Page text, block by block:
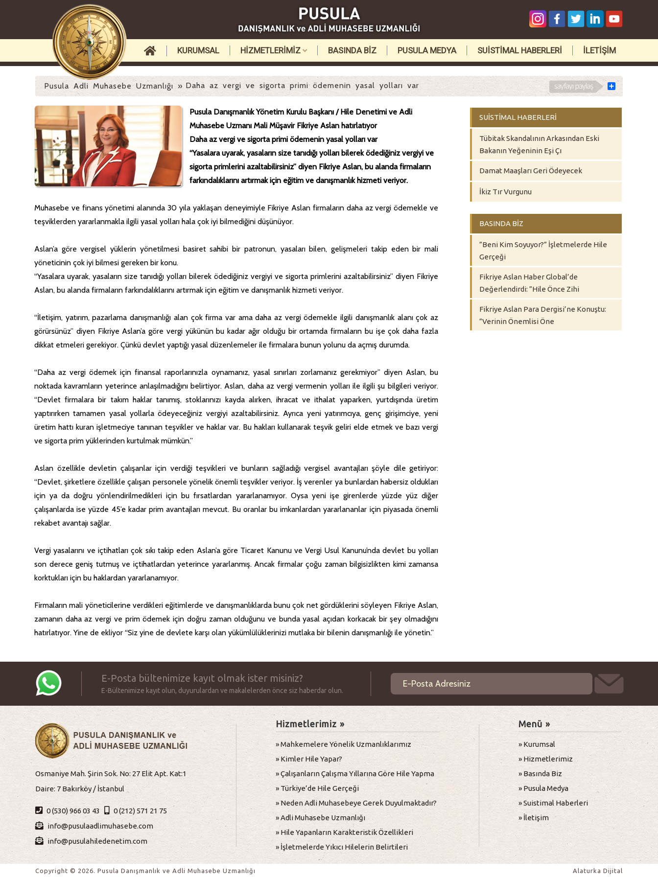
KURUMSAL HİZMETLERİMİZ BASINDA BİZ PUSULA MEDYA SUİSTİMAL HABERLERİ İLETİŞİM
Pusula Adli Muhasebe Uzmanlığı » Daha az vergi ve sigorta primi ödemenin yasal yolları var
Pusula Danışmanlık Yönetim Kurulu Başkanı / Hile Denetimi ve Adli
Muhasebe Uzmanı Mali Müşavir Fikriye Aslan hatırlatıyor
Daha az vergi ve sigorta primi ödemenin yasal yolları var
“Yasalara uyarak, yasaların size tanıdığı yolları bilerek ödediğiniz vergiyi ve
sigorta primlerini azaltabilirsiniz” diyen Fikriye Aslan, bu alanda firmaların
farkındalıklarını artırmak için eğitim ve danışmanlık hizmeti veriyor.
Muhasebe ve finans yönetimi alanında 30 yıla yaklaşan deneyimiyle Fikriye Aslan firmaların daha az vergi ödemekle ve
teşviklerden yararlanmakla ilgili yasal yolları hala çok iyi bilmediğini düşünüyor.
Aslan’a göre vergisel yüklerin yönetilmesi basiret sahibi bir patronun, yasaları bilen, gelişmeleri takip eden bir mali
yöneticinin çok iyi bilmesi gereken bir konu.
“Yasalara uyarak, yasaların size tanıdığı yolları bilerek ödediğiniz vergiyi ve sigorta primlerini azaltabilirsiniz” diyen Fikriye
Aslan, bu alanda firmaların farkındalıklarını artırmak için eğitim ve danışmanlık hizmeti veriyor.
“İletişim, yatırım, pazarlama danışmanlığı alan çok firma var ama daha az vergi ödemekle ilgili danışmanlık alanı çok az
görürsünüz” diyen Fikriye Aslan’a göre vergi yükünün bu kadar ağır olduğu bir ortamda firmaların bu işe çok daha fazla
dikkat etmeleri gerekiyor. Çünkü devlet yaptığı yasal düzenlemeler ile firmalara bunun yolunu da açmış durumda.
“Daha az vergi ödemek için finansal raporlarınızla oynamanız, yasal sınırları zorlamanız gerekmiyor” diyen Aslan, bu
noktada kavramların yeterince anlaşılmadığını belirtiyor. Aslan, daha az vergi vermenin yolları ile ilgili şu bilgileri veriyor.
“Devlet firmalara bir takım haklar tanımış, stoklarınızı kayda alırken, ihracat ve ithalat yaparken, yurtdışında üretim
yaptırırken tamamen yasal yollarla ödeyeceğiniz vergiyi azaltabilirsiniz. Ayrıca yeni yatırımcıya, genç girişimciye, yeni
üretim hattı kuran işletmeciye tanınan teşvikler ve haklar var. Bu hakları kullanarak teşvik geliri elde etmek ve bazı vergi
ve sigorta prim yüklerinden kurtulmak mümkün.”
Aslan özellikle devletin çalışanlar için verdiği teşvikleri ve bunların sağladığı vergisel avantajları şöyle dile getiriyor:
“Devlet, şirketlere özellikle çalışan personele yönelik önemli teşvikler veriyor. İş verenler ya bunlardan habersiz oldukları
için ya da doğru yönlendirilmedikleri için bu fırsatlardan yararlanamıyor. Oysa yeni işe girenlerde yüzde yüz diğer
çalışanlarda ise yüzde 45’e kadar prim avantajları mevcut. Bu oranlar bu imkanlardan yararlananlar için piyasada önemli
rekabet avantajı sağlar.
Vergi yasalarını ve içtihatları çok sıkı takip eden Aslan’a göre Ticaret Kanunu ve Vergi Usul Kanunu’nda devlet bu yolları
son derece geniş tutmuş ve içtihatlardan yeterince yararlanmış. Ancak firmalar çoğu zaman bilgisizlikten kimi zamansa
korktukları için bu haklardan yararlanamıyor.
Firmaların mali yöneticilerine verdikleri eğitimlerde ve danışmanlıklarda bunu çok net gördüklerini söyleyen Fikriye Aslan,
zamanın daha az vergi ve prim ödemek için doğru zaman olduğunu ve bunda yasal açıdan korkacak bir şey olmadığını
hatırlatıyor. Yine de ekliyor “Siz yine de devlete karşı olan yükümlülüklerinizi mutlaka bir bilenin danışmanlığı ile yönetin.”
SUİSTİMAL HABERLERİ
Tübitak Skandalının Arkasından Eski
Bakanın Yeğeninin Eşi Çı
Damat Maaşları Geri Ödeyecek
İkiz Tır Vurgunu
BASINDA BİZ
”Beni Kim Soyuyor?” İşletmelerde Hile
Gerçeği
Fikriye Aslan Haber Global’de
Değerlendirdi: ”Hile Önce Zihi
Fikriye Aslan Para Dergisi’ne Konuştu:
”Verinin Önemlisi Öne
E-Posta bültenimize kayıt olmak ister misiniz?
E-Bültenimize kayıt olun, duyurulardan ve makalelerden önce siz haberdar olun.
Osmaniye Mah. Şirin Sok. No: 27 Elit Apt. Kat:1
Daire: 7 Bakırköy / İstanbul
0 (530) 966 03 43
0 (212) 571 21 75
info@pusulaadlimuhasebe.com
info@pusulahiledenetim.com
Hizmetlerimiz »
» Mahkemelere Yönelik Uzmanlıklarımız
» Kimler Hile Yapar?
» Çalışanların Çalışma Yıllarına Göre Hile Yapma
Oranı
» Türkiye’de Hile Gerçeği
» Neden Adli Muhasebeye Gerek Duyulmaktadır?
» Adli Muhasebe Uzmanlığı
» Hile Yapanların Karakteristik Özellikleri
» İşletmelerde Yıkıcı Hilelerin Belirtileri
Menü »
» Kurumsal
» Hizmetlerimiz
» Basında Biz
» Pusula Medya
» Suistimal Haberleri
» İletişim
Copyright © 2026. Pusula Danışmanlık ve Adli Muhasebe Uzmanlığı Alaturka Dijital